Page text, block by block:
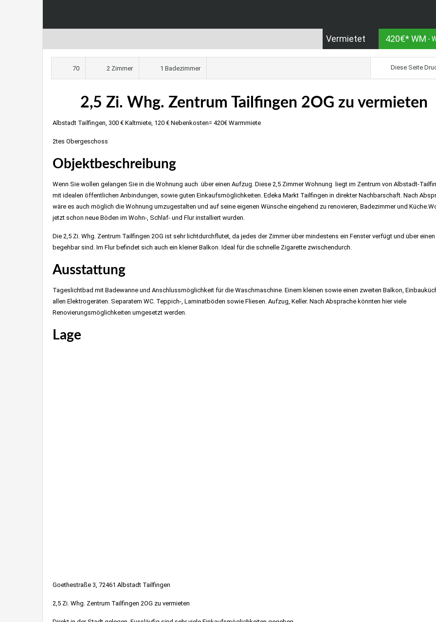
Vermietet 420€* WM -
70 2 Zimmer 1 Badezimmer Diese Seite
2,5 Zi. Whg. Zentrum Tailfingen 2OG zu vermieten
Albstadt Tailfingen, 300 € Kaltmiete, 120 € Nebenkosten= 420€ Warmmiete
2tes Obergeschoss
Objektbeschreibung
Wenn Sie wollen gelangen Sie in die Wohnung auch über einen Aufzug. Diese 2,5 Zimmer Wohnung liegt im Zentrum von Albstadt-
mit idealen öffentlichen Anbindungen, sowie guten Einkaufsmöglichkeiten. Edeka Markt Tailfingen in direkter Nachbarschaft. Nach
wäre es auch möglich die Wohnung umzugestalten und auf seine eigenen Wünsche eingehend zu renovieren, Badezimmer und
jetzt schon neue Böden im Wohn-, Schlaf- und Flur installiert wurden.
Die 2,5 Zi. Whg. Zentrum Tailfingen 2OG ist sehr lichtdurchflutet, da jedes der Zimmer über mindestens ein Fenster verfügt und über einen
begehbar sind. Im Flur befindet sich auch ein kleiner Balkon. Ideal für die schnelle Zigarette zwischendurch.
Ausstattung
Tageslichtbad mit Badewanne und Anschlussmöglichkeit für die Waschmaschine. Einem kleinen sowie einen zweiten Balkon,
allen Elektrogeräten. Separatem WC. Teppich-, Laminatböden sowie Fliesen. Aufzug, Keller. Nach Absprache könnten hier viele
Renovierungsmöglichkeiten umgesetzt werden.
Lage
Goethestraße 3, 72461 Albstadt Tailfingen
2,5 Zi. Whg. Zentrum Tailfingen 2OG zu vermieten